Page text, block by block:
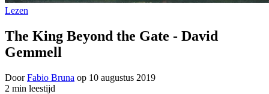
Lezen
The King Beyond the Gate - David
Gemmell
DoorFabio Bruna op 10 augustus 2019
2 min leestijd